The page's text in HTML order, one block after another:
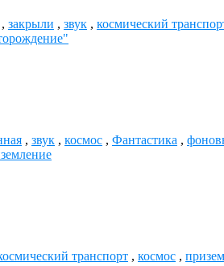
, закрыли , звук , космический
, звук , космос , Фантастика ,
транспорт , космос ,